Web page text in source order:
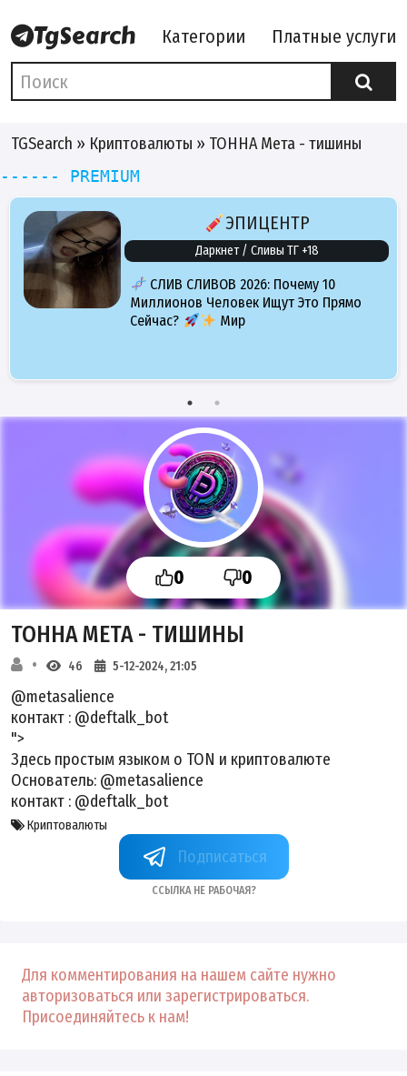
Категории Платные услуги
TGSearch » Криптовалюты » ТОННА Мета - тишины
------ PREMIUM
ЭПИЦЕНТР
Даркнет / Сливы ТГ +18
СЛИВ СЛИВОВ 2026: Почему 10
Миллионов Человек Ищут Это Прямо
Сейчас?
Мир
0 0
ТОННА МЕТА - ТИШИНЫ
46 5-12-2024, 21:05
@metasalience
контакт : @deftalk_bot
">
Здесь простым языком о TON и криптовалюте
Основатель: @metasalience
контакт : @deftalk_bot
Криптовалюты
ToNmetasilense
Ссылка не рабочая?
Для комментирования на нашем сайте нужно
авторизоваться или зарегистрироваться.
Присоединяйтесь к нам!